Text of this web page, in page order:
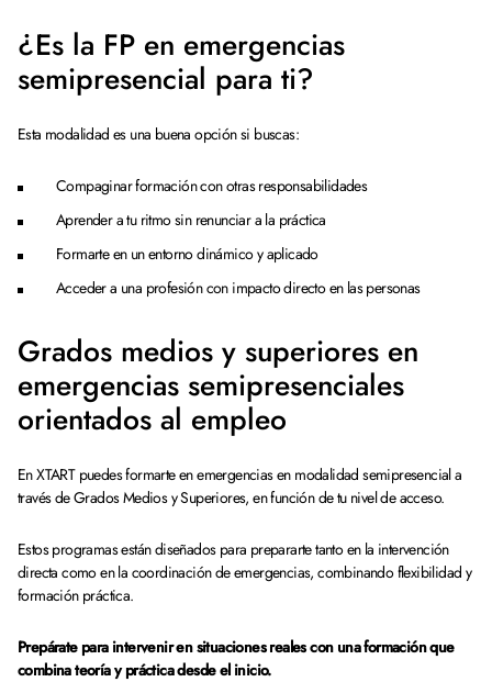
¿Es la FP en emergencias
semipresencial para ti?
Esta modalidad es una buena opción si buscas:
Compaginar formación con otras responsabilidades
Aprender a tu ritmo sin renunciar a la práctica
Formarte en un entorno dinámico y aplicado
Acceder a una profesión con impacto directo en las personas
Grados medios y superiores en
emergencias semipresenciales
orientados al empleo
En XTART puedes formarte en emergencias en modalidad semipresencial a
través de Grados Medios y Superiores, en función de tu nivel de acceso.
Estos programas están diseñados para prepararte tanto en la intervención
directa como en la coordinación de emergencias, combinando flexibilidad y
formación práctica.
Prepárate para intervenir en situaciones reales con una formación que
combina teoría y práctica desde el inicio.